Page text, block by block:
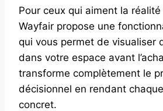
Pour ceux qui aiment la
Wayfair propose une
qui vous permet de visualiser
dans votre espace avant
transforme complètement le
décisionnel en rendant
concret.